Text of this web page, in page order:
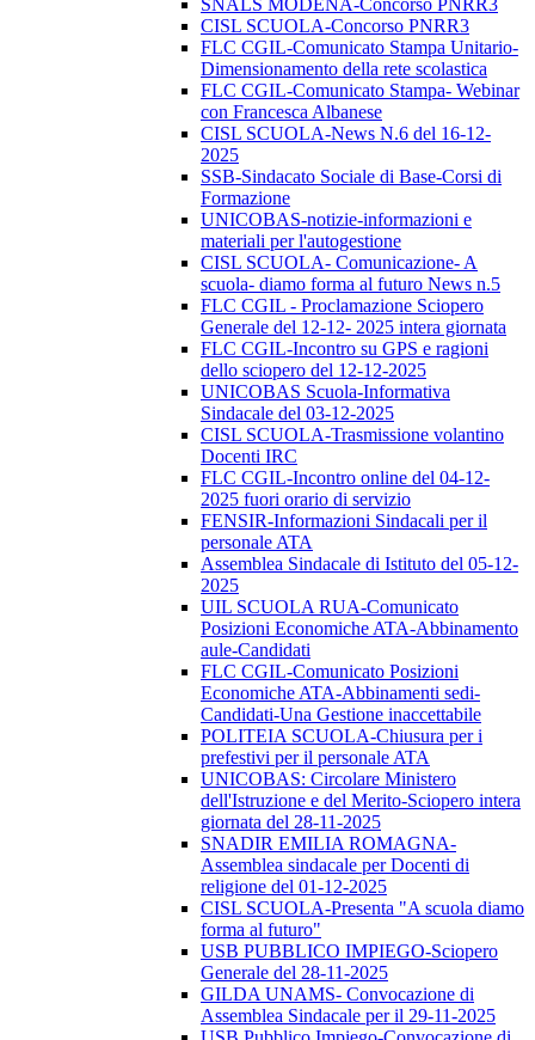
SNALS MODENA-Concorso PNRR3
CISL SCUOLA-Concorso PNRR3
FLC CGIL-Comunicato Stampa Unitario-
Dimensionamento della rete scolastica
FLC CGIL-Comunicato Stampa- Webinar
con Francesca Albanese
CISL SCUOLA-News N.6 del 16-12-
2025
SSB-Sindacato Sociale di Base-Corsi di
Formazione
UNICOBAS-notizie-informazioni e
materiali per l'autogestione
CISL SCUOLA- Comunicazione- A
scuola- diamo forma al futuro News n.5
FLC CGIL - Proclamazione Sciopero
Generale del 12-12- 2025 intera giornata
FLC CGIL-Incontro su GPS e ragioni
dello sciopero del 12-12-2025
UNICOBAS Scuola-Informativa
Sindacale del 03-12-2025
CISL SCUOLA-Trasmissione volantino
Docenti IRC
FLC CGIL-Incontro online del 04-12-
2025 fuori orario di servizio
FENSIR-Informazioni Sindacali per il
personale ATA
Assemblea Sindacale di Istituto del 05-12-
2025
UIL SCUOLA RUA-Comunicato
Posizioni Economiche ATA-Abbinamento
aule-Candidati
FLC CGIL-Comunicato Posizioni
Economiche ATA-Abbinamenti sedi-
Candidati-Una Gestione inaccettabile
POLITEIA SCUOLA-Chiusura per i
prefestivi per il personale ATA
UNICOBAS: Circolare Ministero
dell'Istruzione e del Merito-Sciopero intera
giornata del 28-11-2025
SNADIR EMILIA ROMAGNA-
Assemblea sindacale per Docenti di
religione del 01-12-2025
CISL SCUOLA-Presenta "A scuola diamo
forma al futuro"
USB PUBBLICO IMPIEGO-Sciopero
Generale del 28-11-2025
GILDA UNAMS- Convocazione di
Assemblea Sindacale per il 29-11-2025